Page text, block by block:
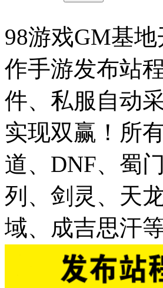
98游戏GM基
作手游发布站
件、私服自动
实现双赢！所
道、DNF、蜀
列、剑灵、天
域、成吉思汗